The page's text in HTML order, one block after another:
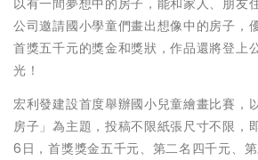
公司邀請國小學童們畫出想像中的房子，
首獎五千元的獎金和獎狀，作品還將登上
光！
宏利發建設首度舉辦國小兒童繪畫比賽，
房子」為主題，投稿不限紙張尺寸不限，
6日，首獎獎金五千元、第二名四千元、